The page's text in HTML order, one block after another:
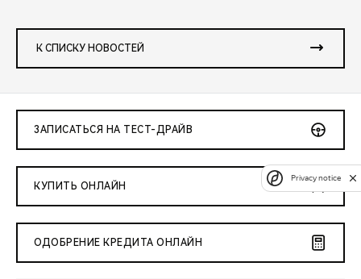
К СПИСКУ НОВОСТЕЙ
ЗАПИСАТЬСЯ НА ТЕСТ-ДРАЙВ
КУПИТЬ ОНЛАЙН
ОДОБРЕНИЕ КРЕДИТА ОНЛАЙН
Privacy notice